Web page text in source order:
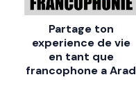
Partage ton
experience de vie
en tant que
francophone a Arad